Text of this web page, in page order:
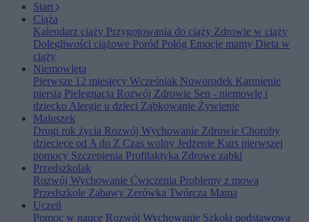
Start
Ciąża
Kalendarz ciąży Przygotowania do ciąży Zdrowie w ciąży
Dolegliwości ciążowe Poród Połóg Emocje mamy Dieta w
ciąży
Niemowlęta
Pierwsze 12 miesięcy Wcześniak Noworodek Karmienie
piersią Pielęgnacja Rozwój Zdrowie Sen - niemowlę i
dziecko Alergie u dzieci Ząbkowanie Żywienie
Maluszek
Drugi rok życia Rozwój Wychowanie Zdrowie Choroby
dziecięce od A do Z Czas wolny Jedzenie Kurs pierwszej
pomocy Szczepienia Profilaktyka Zdrowe ząbki
Przedszkolak
Rozwój Wychowanie Ćwiczenia Problemy z mową
Przedszkole Zabawy Zerówka Twórcza Mama
Uczeń
Pomoc w nauce Rozwój Wychowanie Szkoła podstawowa